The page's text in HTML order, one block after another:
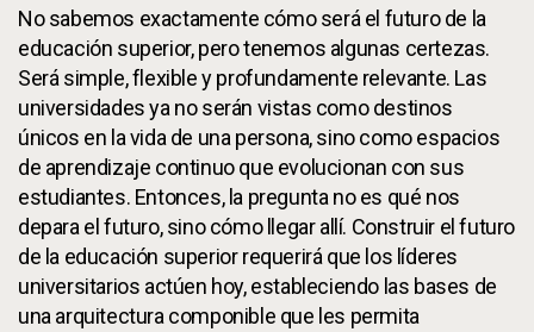
No sabemos exactamente cómo será el futuro de la
educación superior, pero tenemos algunas certezas.
Será simple, flexible y profundamente relevante. Las
universidades ya no serán vistas como destinos
únicos en la vida de una persona, sino como espacios
de aprendizaje continuo que evolucionan con sus
estudiantes. Entonces, la pregunta no es qué nos
depara el futuro, sino cómo llegar allí. Construir el futuro
de la educación superior requerirá que los líderes
universitarios actúen hoy, estableciendo las bases de
una arquitectura componible que les permita